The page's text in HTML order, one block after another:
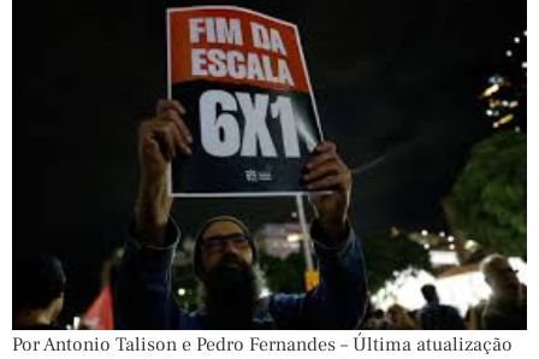
Por Antonio Talison e Pedro Fernandes – Última atualização